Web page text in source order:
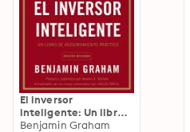
El inversor
inteligente: Un libro
de asesoramiento
Benjamin Graham